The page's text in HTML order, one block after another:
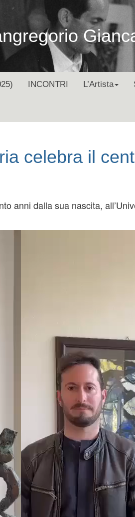
INCONTRI L’Artista
celebra il
anni dalla sua nascita,